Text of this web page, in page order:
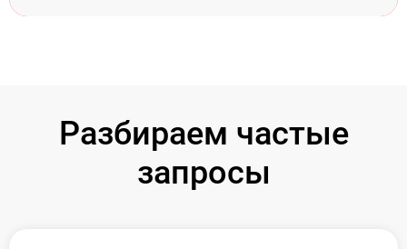
Разбираем частые
запросы